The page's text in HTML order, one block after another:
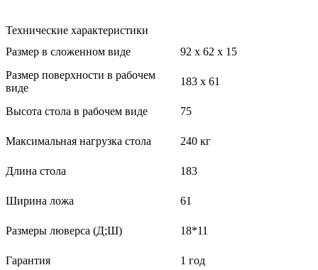
Технические характеристики
Размер в сложенном виде
92 х 62 х 15
Размер поверхности в рабочем
виде
183 х 61
Высота стола в рабочем виде 75
Максимальная нагрузка стола 240 кг
Длина стола 183
Ширина ложа 61
Размеры люверса (Д;Ш) 18*11
Гарантия 1 год